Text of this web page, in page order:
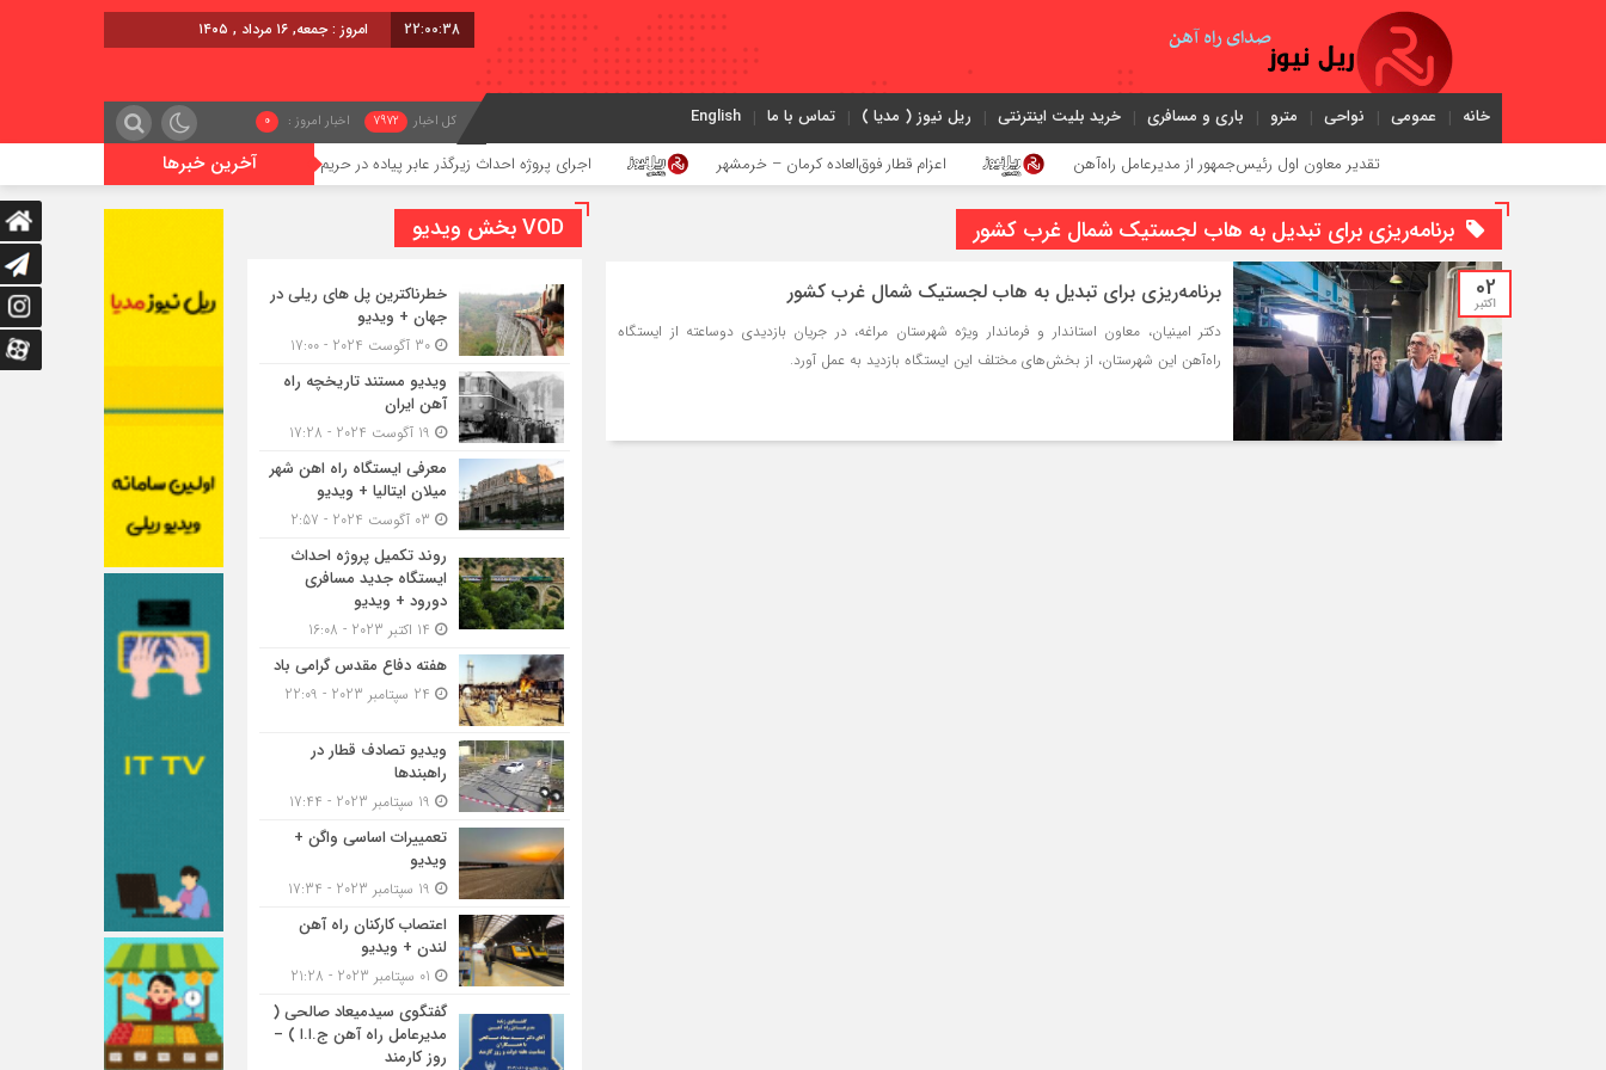
22:00:38 امروز : جمعه, ۱۶ مرداد , ۱۴۰۵
خانه عمومی نواحی مترو باری و مسافری خرید بلیت اینترنتی ریل نیوز ( مدیا ) تماس با ما English کل اخبار 7972 اخبار امروز : 0
آخرین خبرها تقدیر معاون اول رئیس‌جمهور از مدیرعامل راه‌آهن اعزام قطار فوق‌العاده کرمان – خرمشهر اجرای پروژه احداث زیرگذر عابر پیاده در حریم ریلی قائمشهر گوگوچانی سکان نیروی
برنامه‌ریزی برای تبدیل به هاب لجستیک شمال غرب کشور
02
اکتبر برنامه‌ریزی برای تبدیل به هاب لجستیک شمال غرب کشور
دکتر امینیان، معاون استاندار و فرماندار ویژه شهرستان مراغه، در جریان بازدیدی دوساعته از ایستگاه
راه‌آهن این شهرستان، از بخش‌های مختلف این ایستگاه بازدید به عمل آورد.
VOD بخش ویدیو
خطرناکترین پل های ریلی در
جهان + ویدیو
ویدیو مستند تاریخچه راه
آهن ایران
معرفی ایستگاه راه اهن شهر
میلان ایتالیا + ویدیو
روند تکمیل پروژه احداث
ایستگاه جدید مسافری
دورود + ویدیو
هفته دفاع مقدس گرامی باد
ویدیو تصادف قطار در
راهبندها
تعمییرات اساسی واگن +
ویدیو
اعتصاب کارکنان راه آهن
لندن + ویدیو
گفتگوی سیدمیعاد صالحی (
مدیرعامل راه آهن ج.ا.ا ) –
روز کارمند